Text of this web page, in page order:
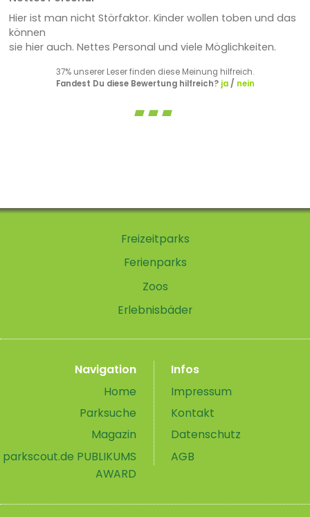
Hier ist man nicht Störfaktor. Kinder wollen toben und das
können
sie hier auch. Nettes Personal und viele Möglichkeiten.
37% unserer Leser finden diese Meinung hilfreich.
Fandest Du diese Bewertung hilfreich? ja/ nein
Freizeitparks
Ferienparks
Zoos
Erlebnisbäder
Navigation
Home
Parksuche
Magazin
parkscout.de PUBLIKUMS
AWARD
Infos
Impressum
Kontakt
Datenschutz
AGB